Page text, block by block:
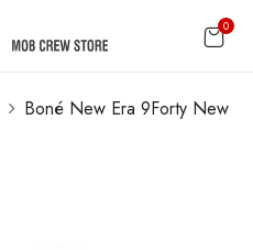
0
Boné New Era 9Forty New